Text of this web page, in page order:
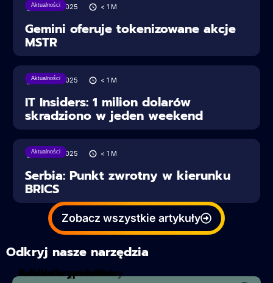
Aktualności
28/06/2025 < 1 M
Gemini oferuje tokenizowane akcje
MSTR
Aktualności
28/06/2025 < 1 M
IT Insiders: 1 milion dolarów
skradziono w jeden weekend
Aktualności
28/06/2025 < 1 M
Serbia: Punkt zwrotny w kierunku
BRICS
Zobacz wszystkie artykuły
Odkryj nasze narzędzia
Kalkulator podatkowy
Analiza kryptowalut